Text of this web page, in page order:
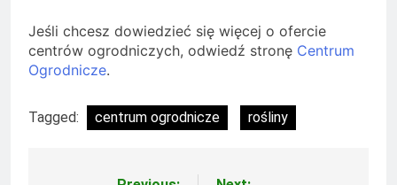
Jeśli chcesz dowiedzieć się więcej o ofercie
centrów ogrodniczych, odwiedź stronę Centrum
Ogrodnicze.
Tagged: centrum ogrodnicze rośliny